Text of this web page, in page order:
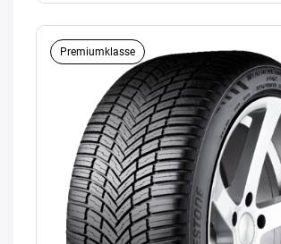
Premiumklasse